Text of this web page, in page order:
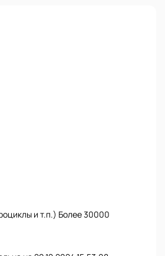
и т.п.) Более 30000